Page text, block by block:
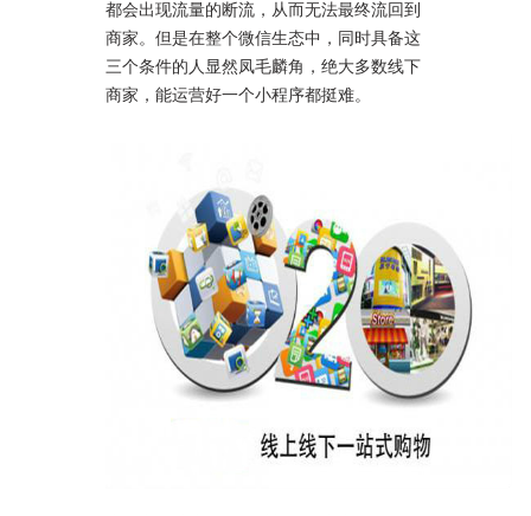
都会出现流量的断流，从而无法最终流回到
商家。但是在整个微信生态中，同时具备这
三个条件的人显然凤毛麟角，绝大多数线下
商家，能运营好一个小程序都挺难。